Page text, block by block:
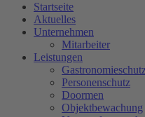
Startseite
Aktuelles
Unternehmen
Mitarbeiter
Leistungen
Personenschutz
Doormen
Objektbewachung